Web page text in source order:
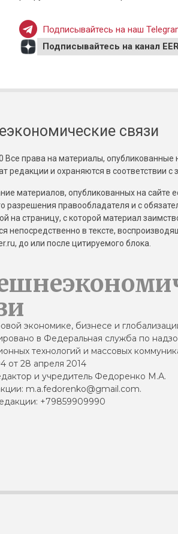
Подписывайтесь на наш
Подписывайтесь на канал
связи
Все права на материалы, опубликованные
редакции и охраняются в соответствии с
материалов, опубликованных на сайте
разрешения правообладателя и с
на страницу, с которой материал
непосредственно в тексте,
до или после цитируемого блока.
экономике, бизнесе и
в Федеральная служба по
технологий и массовых
от 28 апреля 2014
и учредитель Федоренко М.А.
m.a.fedorenko@gmail.com.
+79859909990